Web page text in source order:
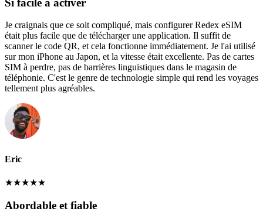
Je craignais que ce soit compliqué, mais configurer Redex eSIM
était plus facile que de télécharger une application. Il suffit de
scanner le code QR, et cela fonctionne immédiatement. Je l'ai utilisé
sur mon iPhone au Japon, et la vitesse était excellente. Pas de cartes
SIM à perdre, pas de barrières linguistiques dans le magasin de
téléphonie. C'est le genre de technologie simple qui rend les voyages
tellement plus agréables.
Eric
★★★★★
Abordable et fiable